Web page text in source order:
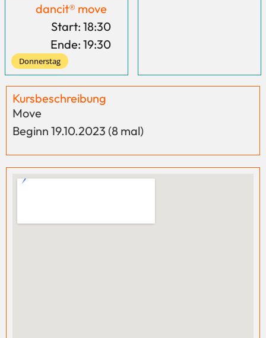
dancit® move
Start: 18:30
Ende: 19:30
Donnerstag
Kursbeschreibung
Move
Beginn 19.10.2023 (8 mal)